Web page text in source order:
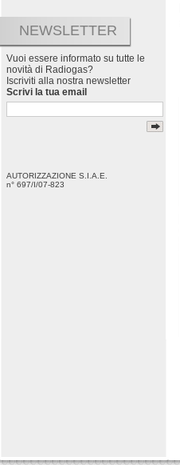
NEWSLETTER
Vuoi essere informato su tutte le
novità di Radiogas?
Iscriviti alla nostra newsletter
Scrivi la tua email
AUTORIZZAZIONE S.I.A.E.
n° 697/I/07-823